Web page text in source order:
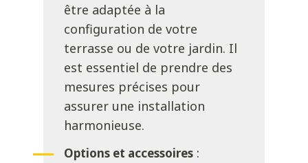
être adaptée à la
configuration de votre
terrasse ou de votre jardin. Il
est essentiel de prendre des
mesures précises pour
assurer une installation
harmonieuse.
Options et accessoires: